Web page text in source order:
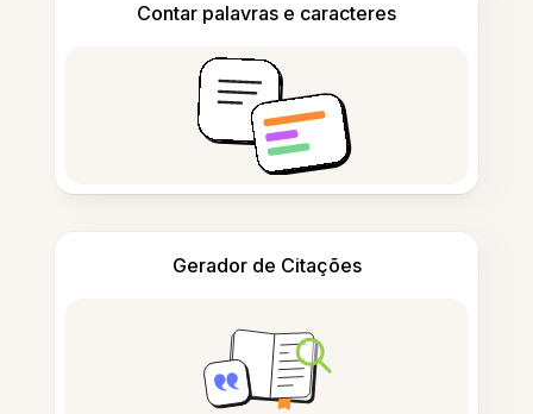
Contar palavras e caracteres
Gerador de Citações